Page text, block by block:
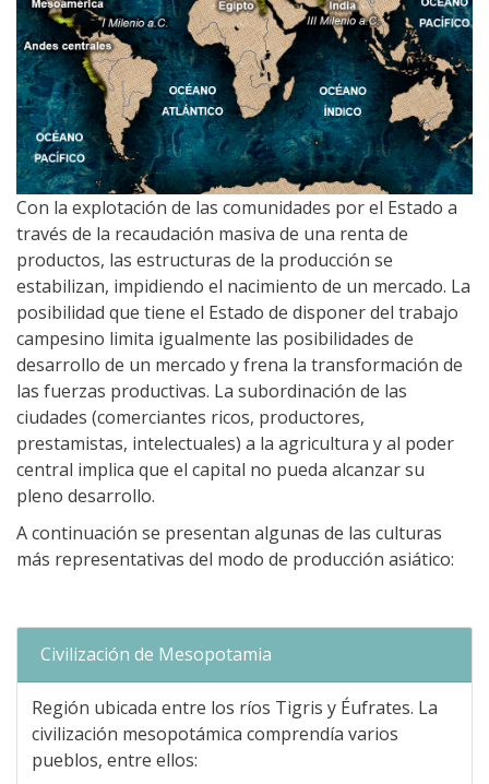
Con la explotación de las comunidades por el Estado a
través de la recaudación masiva de una renta de
productos, las estructuras de la producción se
estabilizan, impidiendo el nacimiento de un mercado. La
posibilidad que tiene el Estado de disponer del trabajo
campesino limita igualmente las posibilidades de
desarrollo de un mercado y frena la transformación de
las fuerzas productivas. La subordinación de las
ciudades (comerciantes ricos, productores,
prestamistas, intelectuales) a la agricultura y al poder
central implica que el capital no pueda alcanzar su
pleno desarrollo.
A continuación se presentan algunas de las culturas
más representativas del modo de producción asiático:
Civilización de Mesopotamia
Región ubicada entre los ríos Tigris y Éufrates. La
civilización mesopotámica comprendía varios
pueblos, entre ellos: